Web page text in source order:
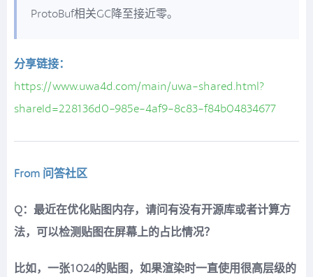
ProtoBuf相关GC降至接近零。
分享链接：
https://www.uwa4d.com/main/uwa-shared.html?
shareId=228136d0-985e-4af9-8c83-f84b04834677
From 问答社区
Q：最近在优化贴图内存，请问有没有开源库或者计算方
法，可以检测贴图在屏幕上的占比情况？
比如，一张1024的贴图，如果渲染时一直使用很高层级的